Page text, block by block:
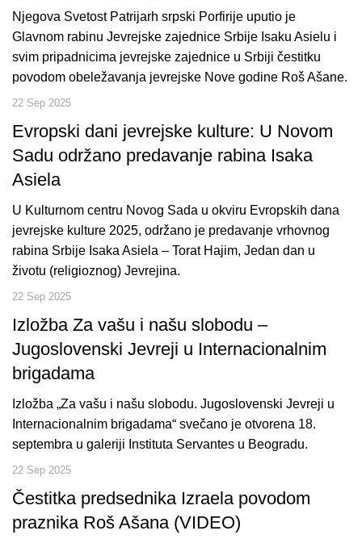
Njegova Svetost Patrijarh srpski Porfirije uputio je
Glavnom rabinu Jevrejske zajednice Srbije Isaku Asielu i
svim pripadnicima jevrejske zajednice u Srbiji čestitku
povodom obeležavanja jevrejske Nove godine Roš Ašane.
22 Sep 2025
Evropski dani jevrejske kulture: U Novom
Sadu održano predavanje rabina Isaka
Asiela
U Kulturnom centru Novog Sada u okviru Evropskih dana
jevrejske kulture 2025, održano je predavanje vrhovnog
rabina Srbije Isaka Asiela – Torat Hajim, Jedan dan u
životu (religioznog) Jevrejina.
22 Sep 2025
Izložba Za vašu i našu slobodu –
Jugoslovenski Jevreji u Internacionalnim
brigadama
Izložba „Za vašu i našu slobodu. Jugoslovenski Jevreji u
Internacionalnim brigadama“ svečano je otvorena 18.
septembra u galeriji Instituta Servantes u Beogradu.
22 Sep 2025
Čestitka predsednika Izraela povodom
praznika Roš Ašana (VIDEO)